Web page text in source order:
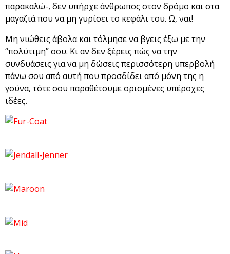
παρακαλώ-, δεν υπήρχε άνθρωπος στον δρόμο και στα
μαγαζιά που να μη γυρίσει το κεφάλι του. Ω, ναι!
Μη νιώθεις άβολα και τόλμησε να βγεις έξω με την
“πολύτιμη” σου. Κι αν δεν ξέρεις πώς να την
συνδυάσεις για να μη δώσεις περισσότερη υπερβολή
πάνω σου από αυτή που προσδίδει από μόνη της η
γούνα, τότε σου παραθέτουμε ορισμένες υπέροχες
ιδέες.